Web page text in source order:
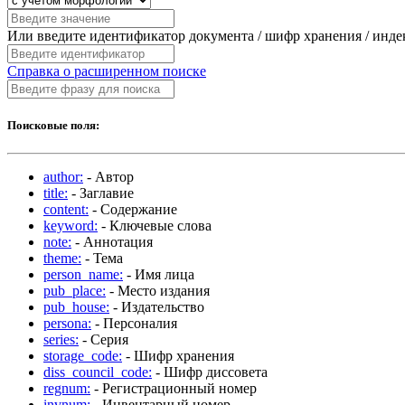
Или введите идентификатор документа / шифр хранения /
Справка о расширенном поиске
Поисковые поля:
author: - Автор
title: - Заглавие
content: - Содержание
keyword: - Ключевые слова
note: - Аннотация
theme: - Тема
person_name: - Имя лица
pub_place: - Место издания
pub_house: - Издательство
persona: - Персоналия
series: - Серия
storage_code: - Шифр хранения
diss_council_code: - Шифр диссовета
regnum: - Регистрационный номер